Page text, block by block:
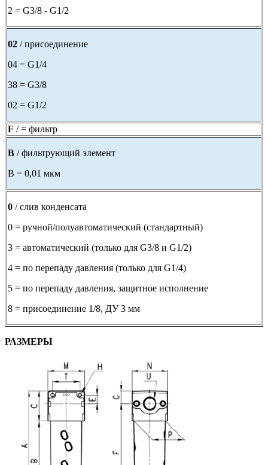
2 = G3/8 - G1/2
02 / присоединение
04 = G1/4
38 = G3/8
02 = G1/2
F / = фильтр
B / фильтрующий элемент
B = 0,01 мкм
0 / слив конденсата
0 = ручной/полуавтоматический (стандартный)
3 = автоматический (только для G3/8 и G1/2)
4 = по перепаду давления (только для G1/4)
5 = по перепаду давления, защитное исполнение
8 = присоединение 1/8, ДУ 3 мм
РАЗМЕРЫ